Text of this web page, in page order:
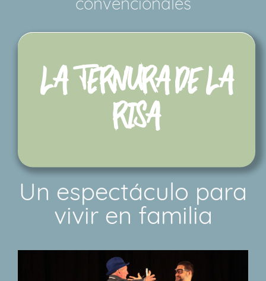
LA TERNURA DE LA
RISA
Un espectáculo para
vivir en familia